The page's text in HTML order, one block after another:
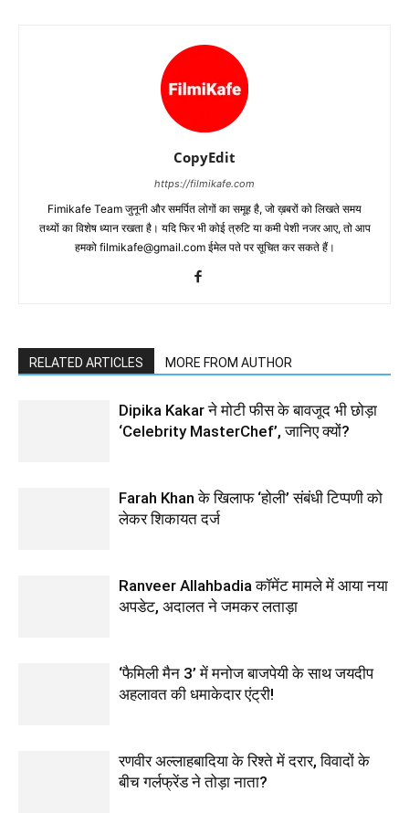
CopyEdit
https://filmikafe.com
Fimikafe Team जुनूनी और समर्पित लोगों का समूह है, जो ख़बरों को लिखते समय
तथ्‍यों का विशेष ध्‍यान रखता है। यदि फिर भी कोई त्रुटि या कमी पेशी नजर आए, तो आप
हमको filmikafe@gmail.com ईमेल पते पर सूचित कर सकते हैं।
RELATED ARTICLES MORE FROM AUTHOR
Dipika Kakar ने मोटी फीस के बावजूद भी छोड़ा
‘Celebrity MasterChef’, जानिए क्यों?
Farah Khan के खिलाफ ‘होली’ संबंधी टिप्पणी को
लेकर शिकायत दर्ज
Ranveer Allahbadia कॉमेंट मामले में आया नया
अपडेट, अदालत ने जमकर लताड़ा
‘फैमिली मैन 3’ में मनोज बाजपेयी के साथ जयदीप
अहलावत की धमाकेदार एंट्री!
रणवीर अल्लाहबादिया के रिश्ते में दरार, विवादों के
बीच गर्लफ्रेंड ने तोड़ा नाता?